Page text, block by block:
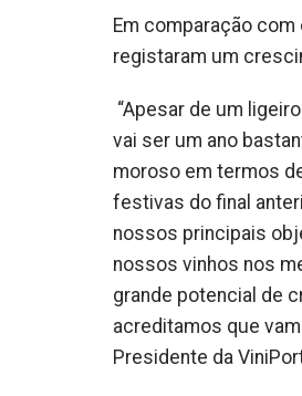
Em comparação
registaram um
“Apesar de um
vai ser um ano
moroso em termos
festivas do final
nossos principais
nossos vinhos nos
grande potencial de
acreditamos que
Presidente da